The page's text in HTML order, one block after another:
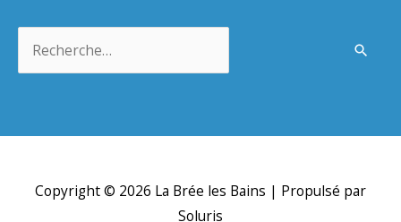
Copyright © 2026 La Brée les Bains | Propulsé par
Soluris